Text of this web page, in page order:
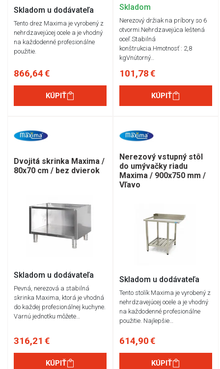
Skladom u dodávateľa
Tento drez Maxima je vyrobený z
nehrdzavejúcej ocele a je vhodný
na každodenné profesionálne
použitie.
866,64 €
KÚPIŤ
Skladom
Nerezový držiak na príbory so 6
otvormi.Nehrdzavejúca leštená
oceľ.Stabilná
konštrukcia.Hmotnosť : 2,8
kgVnútorný…
101,78 €
KÚPIŤ
Dvojitá skrinka Maxima /
80x70 cm / bez dvierok
Skladom u dodávateľa
Pevná, nerezová a stabilná
skrinka Maxima, ktorá je vhodná
do každej profesionálnej kuchyne.
Varnú jednotku môžete…
316,21 €
KÚPIŤ
Nerezový vstupný stôl
do umývačky riadu
Maxima / 900x750 mm /
Vľavo
Skladom u dodávateľa
Tento stolík Maxima je vyrobený z
nehrdzavejúcej ocele a je vhodný
na každodenné profesionálne
použitie. Najlepšie…
614,90 €
KÚPIŤ